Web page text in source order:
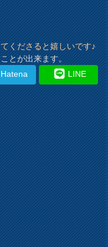
くださると嬉しいです♪
とが出来ます。
Hatena LINE